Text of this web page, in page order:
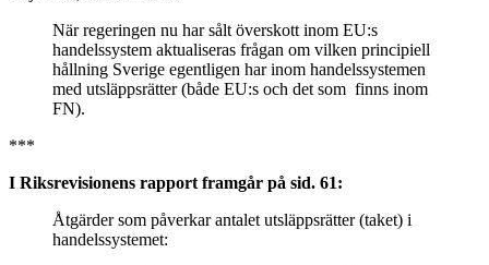
När regeringen nu har sålt överskott inom EU:s
handelssystem aktualiseras frågan om vilken principiell
hållning Sverige egentligen har inom handelssystemen
med utsläppsrätter (både EU:s och det som finns inom
FN).
***
I Riksrevisionens rapport framgår på sid. 61:
Åtgärder som påverkar antalet utsläppsrätter (taket) i
handelssystemet: